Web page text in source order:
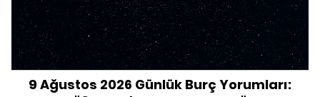
9 Ağustos 2026 Günlük Burç Yorumları: